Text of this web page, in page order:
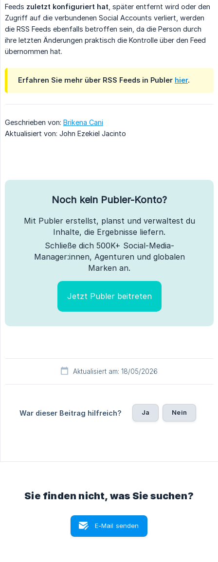
Feeds zuletzt konfiguriert hat , später entfernt wird oder den
Zugriff auf die verbundenen Social Accounts verliert, werden
die RSS Feeds ebenfalls betroffen sein, da die Person durch
ihre letzten Änderungen praktisch die Kontrolle über den Feed
übernommen hat.
Erfahren Sie mehr über RSS Feeds in Publer hier.
Geschrieben von: Brikena Cani
Aktualisiert von: John Ezekiel Jacinto
Noch kein Publer-Konto?
Mit Publer erstellst, planst und verwaltest du
Inhalte, die Ergebnisse liefern.
Schließe dich 500K+ Social-Media-
Manager:innen, Agenturen und globalen
Marken an.
Jetzt Publer beitreten
Aktualisiert am: 18/05/2026
War dieser Beitrag hilfreich? Ja Nein
Sie finden nicht, was Sie suchen?
E-Mail senden